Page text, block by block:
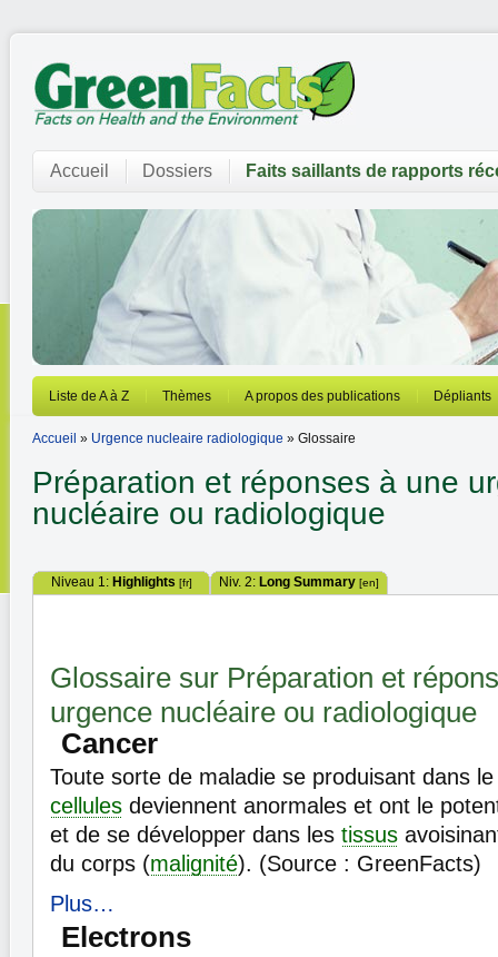
Accueil Dossiers Faits saillants de rapports
Liste de A à Z Thèmes A propos des publications Dépliants
Accueil » Urgence nucleaire radiologique » Glossaire
Préparation et réponses à une
nucléaire ou radiologique
Niveau 1: Highlights [fr] Niv. 2: Long Summary [en]
Glossaire sur Préparation et
urgence nucléaire ou radiologique
Cancer
Toute sorte de maladie se produisant dans
cellules deviennent anormales et ont le
et de se développer dans les tissus
du corps (malignité). (Source : GreenFacts)
Plus…
Electrons